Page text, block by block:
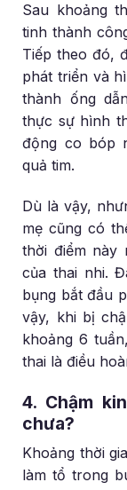
Sau khoảng
tinh thành
Tiếp theo đó,
phát triển và
thành ống
thực sự hình
động co bóp
quả tim.
Dù là vậy,
mẹ cũng có
thời điểm này
của thai nhi.
bụng bắt đầu
vậy, khi bị
khoảng 6
thai là điều
4. Chậm
chưa?
Khoảng thời
làm tổ trong